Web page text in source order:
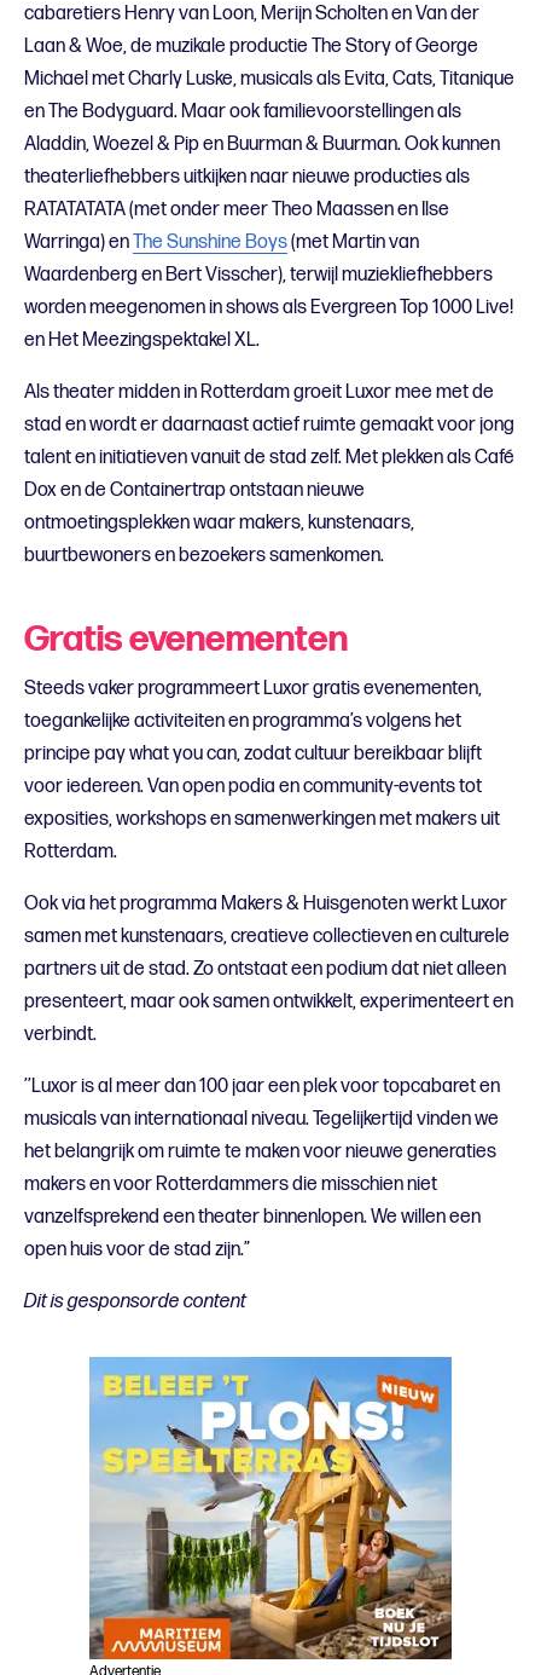
cabaretiers Henry van Loon, Merijn Scholten en Van der
Laan & Woe, de muzikale productie The Story of George
Michael met Charly Luske, musicals als Evita, Cats, Titanique
en The Bodyguard. Maar ook familievoorstellingen als
Aladdin, Woezel & Pip en Buurman & Buurman. Ook kunnen
theaterliefhebbers uitkijken naar nieuwe producties als
RATATATATA (met onder meer Theo Maassen en Ilse
Warringa) enThe Sunshine Boys(met Martin van
Waardenberg en Bert Visscher), terwijl muziekliefhebbers
worden meegenomen in shows als Evergreen Top 1000 Live!
en Het Meezingspektakel XL.
Als theater midden in Rotterdam groeit Luxor mee met de
stad en wordt er daarnaast actief ruimte gemaakt voor jong
talent en initiatieven vanuit de stad zelf. Met plekken als Café
Dox en de Containertrap ontstaan nieuwe
ontmoetingsplekken waar makers, kunstenaars,
buurtbewoners en bezoekers samenkomen.
Gratis evenementen
Steeds vaker programmeert Luxor gratis evenementen,
toegankelijke activiteiten en programma’s volgens het
principe pay what you can, zodat cultuur bereikbaar blijft
voor iedereen. Van open podia en community-events tot
exposities, workshops en samenwerkingen met makers uit
Rotterdam.
Ook via het programma Makers & Huisgenoten werkt Luxor
samen met kunstenaars, creatieve collectieven en culturele
partners uit de stad. Zo ontstaat een podium dat niet alleen
presenteert, maar ook samen ontwikkelt, experimenteert en
verbindt.
’’Luxor is al meer dan 100 jaar een plek voor topcabaret en
musicals van internationaal niveau. Tegelijkertijd vinden we
het belangrijk om ruimte te maken voor nieuwe generaties
makers en voor Rotterdammers die misschien niet
vanzelfsprekend een theater binnenlopen. We willen een
open huis voor de stad zijn.”
Dit is gesponsorde content